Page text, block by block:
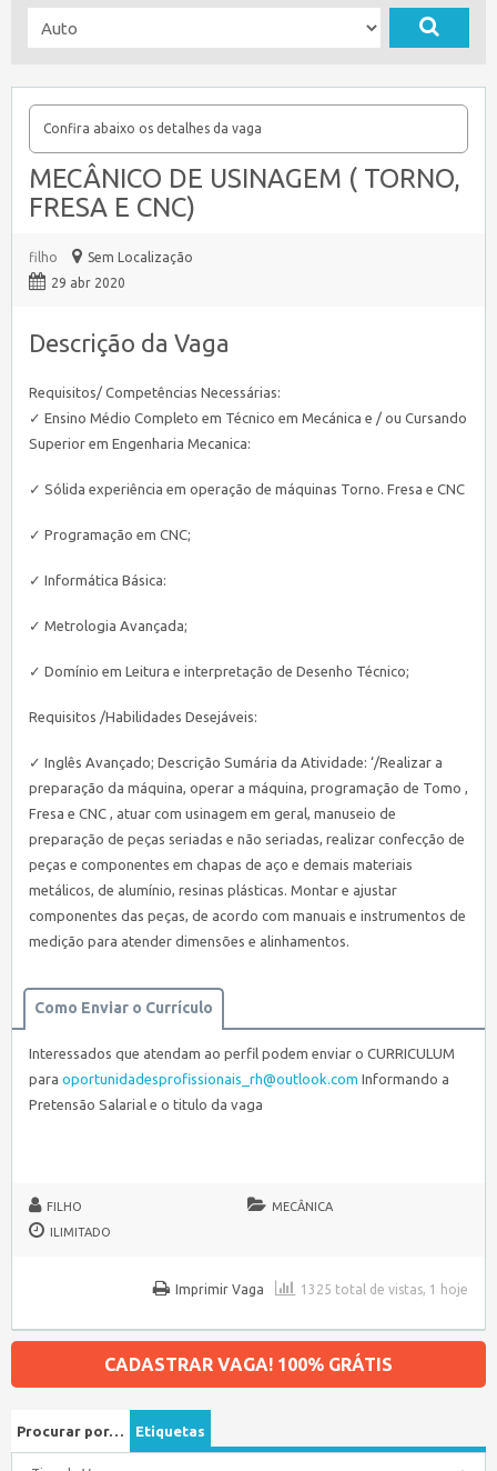
Confira abaixo os detalhes da vaga
MECÂNICO DE USINAGEM ( TORNO,
FRESA E CNC)
filho
Sem Localização
29 abr 2020
Descrição da Vaga
Requisitos/ Competências Necessárias:
✓ Ensino Médio Completo em Técnico em Mecánica e / ou Cursando
Superior em Engenharia Mecanica:
✓ Sólida experiência em operação de máquinas Torno. Fresa e CNC
✓ Programação em CNC;
✓ Informática Básica:
✓ Metrologia Avançada;
✓ Domínio em Leitura e interpretação de Desenho Técnico;
Requisitos /Habilidades Desejáveis:
✓ Inglês Avançado; Descrição Sumária da Atividade: ‘/Realizar a
preparação da máquina, operar a máquina, programação de Tomo ,
Fresa e CNC , atuar com usinagem em geral, manuseio de
preparação de peças seriadas e não seriadas, realizar confecção de
peças e componentes em chapas de aço e demais materiais
metálicos, de alumínio, resinas plásticas. Montar e ajustar
componentes das peças, de acordo com manuais e instrumentos de
medição para atender dimensões e alinhamentos.
Como Enviar o Currículo
Interessados que atendam ao perfil podem enviar o CURRICULUM
para oportunidadesprofissionais_rh@outlook.com Informando a
Pretensão Salarial e o titulo da vaga
FILHO
MECÂNICA
ILIMITADO
1325 total de vistas, 1 hoje
Imprimir Vaga
CADASTRAR VAGA! 100% GRÁTIS
Procurar por… Etiquetas